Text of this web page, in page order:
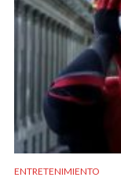
ENTRETENIMIENTO